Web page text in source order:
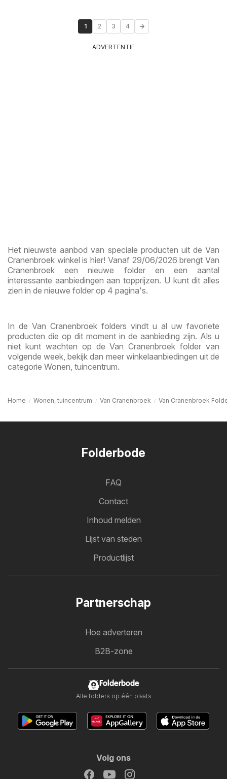
1 2 3 4
ADVERTENTIE
Het nieuwste aanbod van speciale producten uit de Van
Cranenbroek winkel is hier! Vanaf 29/06/2026 brengt Van
Cranenbroek een nieuwe folder en een aantal
interessante aanbiedingen aan topprijzen. U kunt dit alles
zien in de nieuwe folder op 4 pagina's.
In de Van Cranenbroek folders vindt u al uw favoriete
producten die op dit moment in de aanbieding zijn. Als u
niet kunt wachten op de Van Cranenbroek folder van
volgende week, bekijk dan meer winkelaanbiedingen uit de
categorie Wonen, tuincentrum.
Home Wonen, tuincentrum Van Cranenbroek Van Cranenbroek
Folderbode
FAQ
Contact
Inhoud melden
Lijst van steden
Productlijst
Partnerschap
Hoe adverteren
B2B-zone
Folderbode
Alle folders op één plaats
Volg ons